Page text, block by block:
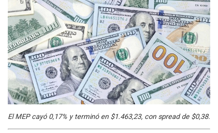
El MEP cayó 0,17% y terminó en $1.463,23, con spread de $0,38.